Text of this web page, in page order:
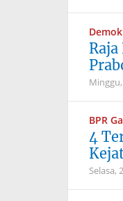
BPR
4
Selasa,